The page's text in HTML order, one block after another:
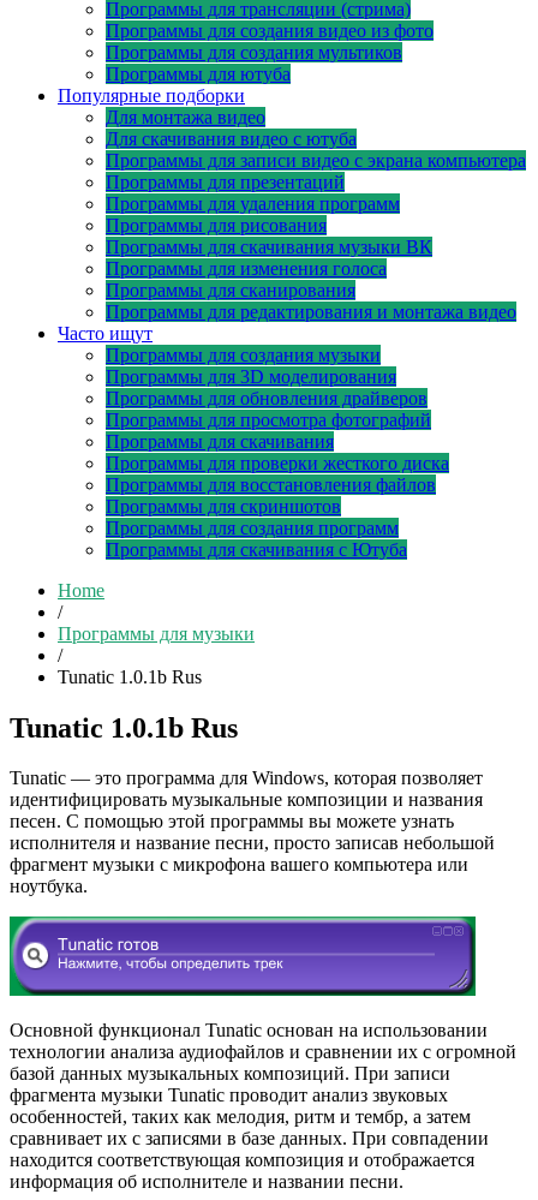
Программы для трансляции (стрима)
Программы для создания видео из фото
Программы для создания мультиков
Программы для ютуба
Популярные подборки
Для монтажа видео
Для скачивания видео с ютуба
Программы для записи видео с экрана компьютера
Программы для презентаций
Программы для удаления программ
Программы для рисования
Программы для скачивания музыки ВК
Программы для изменения голоса
Программы для сканирования
Программы для редактирования и монтажа видео
Часто ищут
Программы для создания музыки
Программы для 3D моделирования
Программы для обновления драйверов
Программы для просмотра фотографий
Программы для скачивания
Программы для проверки жесткого диска
Программы для восстановления файлов
Программы для скриншотов
Программы для создания программ
Программы для скачивания с Ютуба
Home
/
Программы для музыки
/
Tunatic 1.0.1b Rus
Tunatic 1.0.1b Rus
Tunatic — это программа для Windows, которая позволяет
идентифицировать музыкальные композиции и названия
песен. С помощью этой программы вы можете узнать
исполнителя и название песни, просто записав небольшой
фрагмент музыки с микрофона вашего компьютера или
ноутбука.
Основной функционал Tunatic основан на использовании
технологии анализа аудиофайлов и сравнении их с огромной
базой данных музыкальных композиций. При записи
фрагмента музыки Tunatic проводит анализ звуковых
особенностей, таких как мелодия, ритм и тембр, а затем
сравнивает их с записями в базе данных. При совпадении
находится соответствующая композиция и отображается
информация об исполнителе и названии песни.